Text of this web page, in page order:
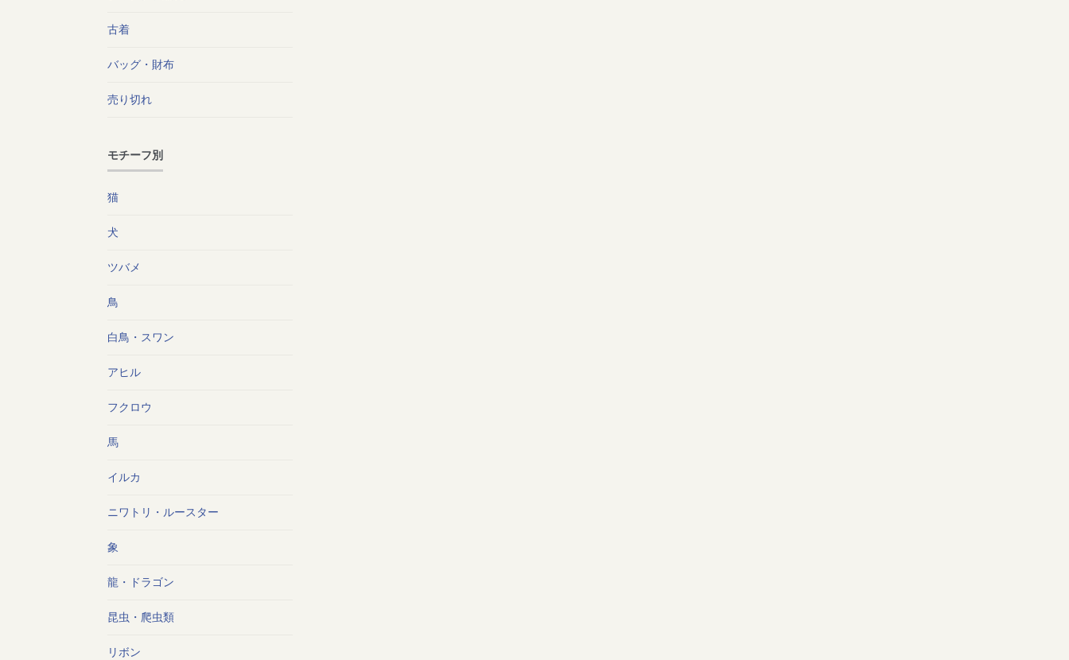
古着
バッグ・財布
売り切れ
モチーフ別
猫
犬
ツバメ
鳥
白鳥・スワン
アヒル
フクロウ
馬
イルカ
ニワトリ・ルースター
象
龍・ドラゴン
昆虫・爬虫類
リボン